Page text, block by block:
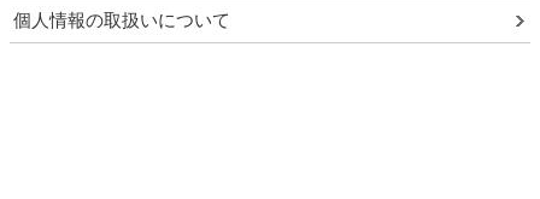
個人情報の取扱いについて